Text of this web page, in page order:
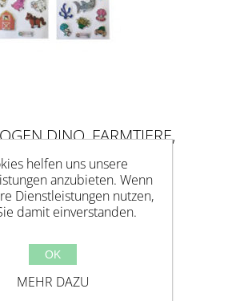
DINO, FARMTIERE,
& OZEAN
helfen uns unsere
anzubieten. Wenn
Dienstleistungen nutzen,
damit einverstanden.
OK
MEHR DAZU